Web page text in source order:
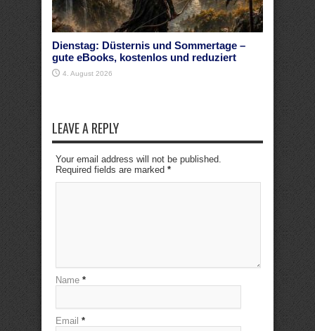
Dienstag: Düsternis und Sommertage –
gute eBooks, kostenlos und reduziert
4. August 2026
LEAVE A REPLY
Your email address will not be published.
Required fields are marked *
Name *
Email *